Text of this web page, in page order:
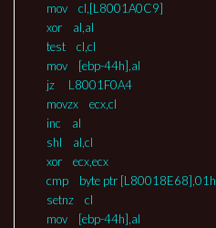
mov cl,[L8001A0C9]
xor al,al
test cl,cl
mov [ebp-44h],al
jz L8001F0A4
movzx ecx,cl
inc al
shl al,cl
xor ecx,ecx
cmp byte ptr [L80018E68],01h
setnz cl
mov [ebp-44h],al